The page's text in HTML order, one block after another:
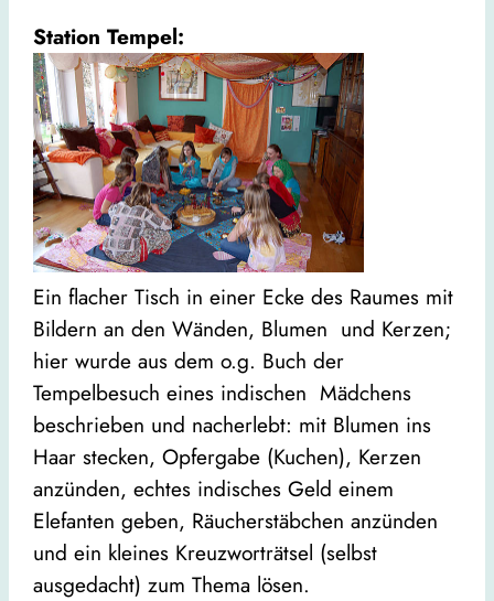
Station Tempel:
Ein flacher Tisch in einer Ecke des Raumes mit
Bildern an den Wänden, Blumen und Kerzen;
hier wurde aus dem o.g. Buch der
Tempelbesuch eines indischen Mädchens
beschrieben und nacherlebt: mit Blumen ins
Haar stecken, Opfergabe (Kuchen), Kerzen
anzünden, echtes indisches Geld einem
Elefanten geben, Räucherstäbchen anzünden
und ein kleines Kreuzworträtsel (selbst
ausgedacht) zum Thema lösen.